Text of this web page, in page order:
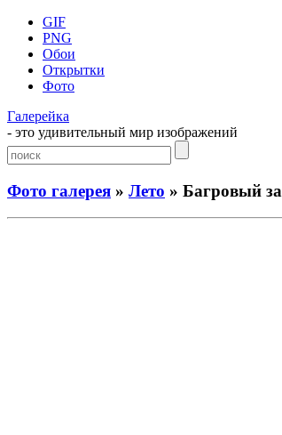
GIF
PNG
Обои
Открытки
Фото
Галерейка
- это удивительный мир изображений
Фото галерея » Лето » Багровый